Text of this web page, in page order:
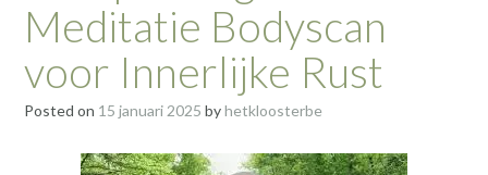
Meditatie Bodyscan
voor Innerlijke Rust
Posted on 15 januari 2025 byhetkloosterbe